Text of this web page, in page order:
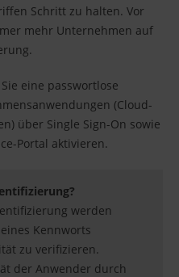
Schritt zu halten. Vor
mehr Unternehmen auf
eine passwortlose
(Cloud-
über Single Sign-On sowie
Portal aktivieren.
werden
Kennworts
zu verifizieren.
der Anwender durch